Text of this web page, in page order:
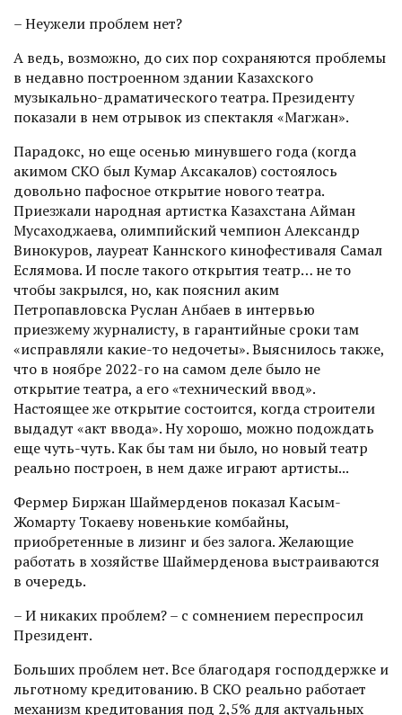
– Неужели проблем нет?
А ведь, возможно, до сих пор сохраняются проблемы
в недавно построенном здании Казахского
музыкально-драматического театра. Президенту
показали в нем отрывок из спектакля «Магжан».
Парадокс, но еще осенью минувшего года (когда
акимом СКО был Кумар Аксакалов) состоялось
довольно пафосное открытие нового театра.
Приезжали народная артистка Казахстана Айман
Мусаходжаева, олимпийский чемпион Александр
Винокуров, лауреат Каннского кинофестиваля Самал
Еслямова. И после такого открытия театр… не то
чтобы закрылся, но, как пояснил аким
Петропавловска Руслан Анбаев в интервью
приезжему журналисту, в гарантийные сроки там
«исправляли какие-то недочеты». Выяснилось также,
что в ноябре 2022-го на самом деле было не
открытие театра, а его «технический ввод».
Настоящее же открытие состоится, когда строители
выдадут «акт ввода». Ну хорошо, можно подождать
еще чуть-чуть. Как бы там ни было, но новый театр
реально построен, в нем даже играют артисты...
Фермер Биржан Шаймерденов показал Касым-
Жомарту Токаеву новенькие комбайны,
приобретенные в лизинг и без залога. Желающие
работать в хозяйстве Шаймерденова выстраиваются
в очередь.
– И никаких проблем? – с сомнением переспросил
Президент.
Больших проблем нет. Все благодаря господдержке и
льготному кредитованию. В СКО реально работает
механизм кредитования под 2,5% для актуальных